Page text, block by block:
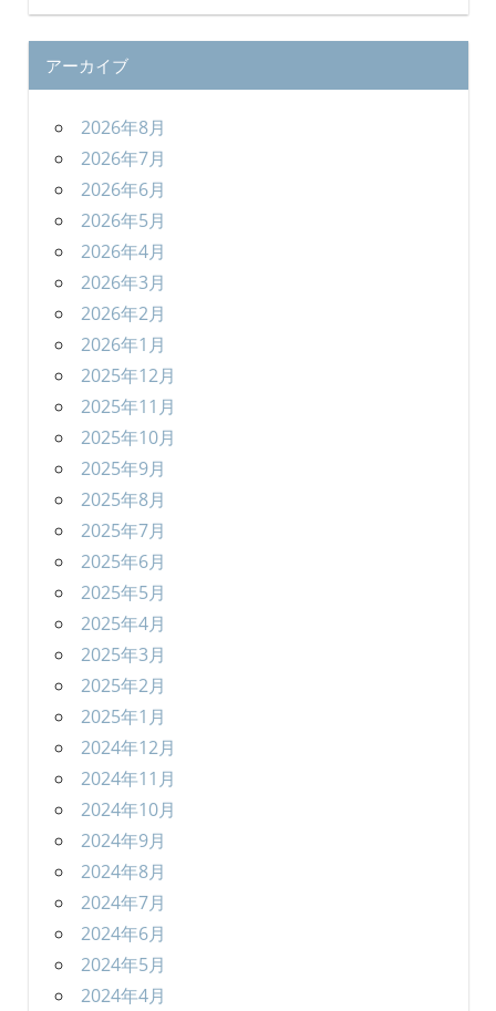
アーカイブ
2026年8月
2026年7月
2026年6月
2026年5月
2026年4月
2026年3月
2026年2月
2026年1月
2025年12月
2025年11月
2025年10月
2025年9月
2025年8月
2025年7月
2025年6月
2025年5月
2025年4月
2025年3月
2025年2月
2025年1月
2024年12月
2024年11月
2024年10月
2024年9月
2024年8月
2024年7月
2024年6月
2024年5月
2024年4月